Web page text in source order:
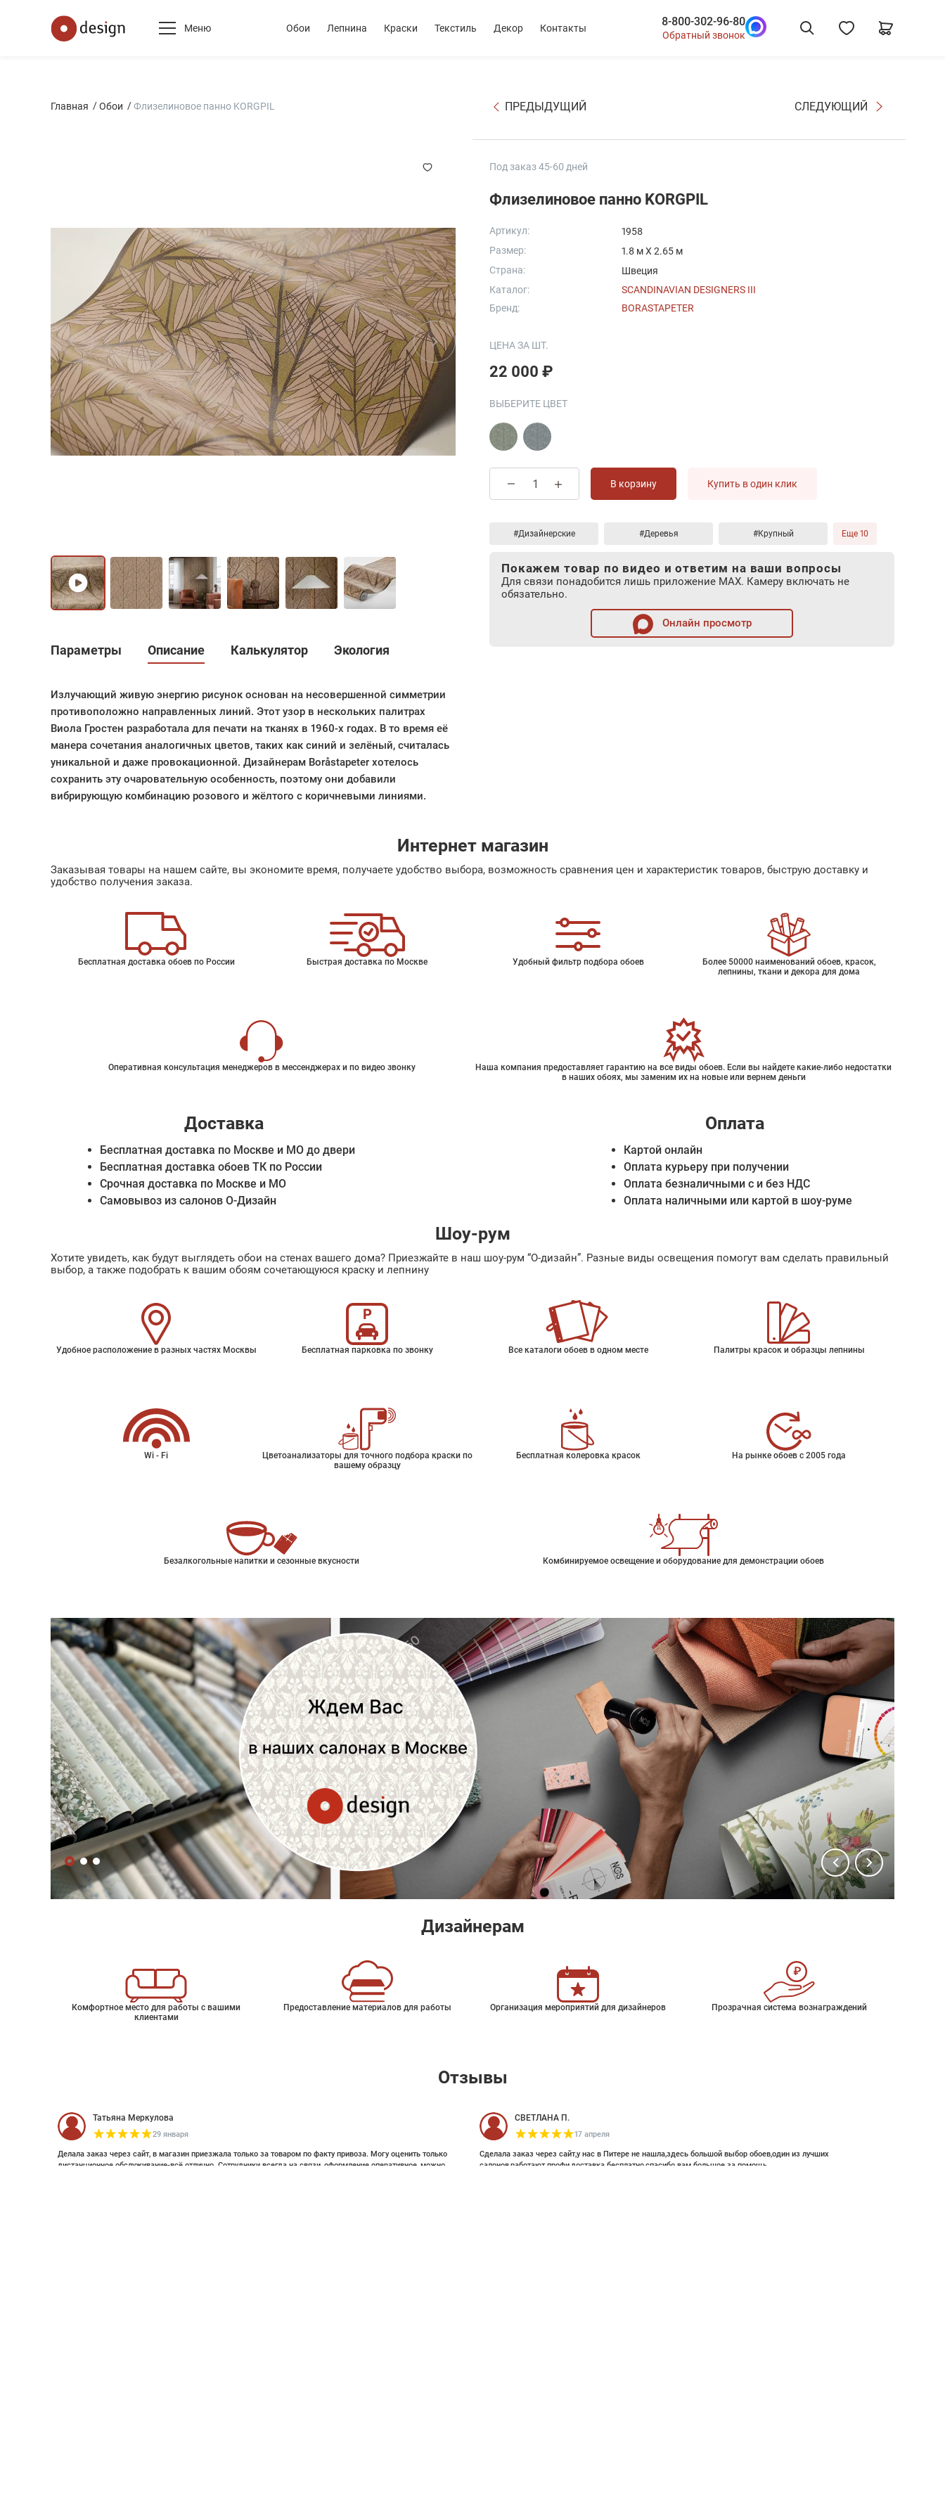
Меню Обои Лепнина Краски Текстиль Декор Контакты 8-800-302-96-80
Обратный звонок
Главная Обои Флизелиновое панно KORGPIL ПРЕДЫДУЩИЙ СЛЕДУЮЩИЙ
Параметры Описание Калькулятор Экология
Излучающий живую энергию рисунок основан на несовершенной симметрии
противоположно направленных линий. Этот узор в нескольких палитрах
Виола Гростен разработала для печати на тканях в 1960-х годах. В то время её
манера сочетания аналогичных цветов, таких как синий и зелёный, считалась
уникальной и даже провокационной. Дизайнерам Boråstapeter хотелось
сохранить эту очаровательную особенность, поэтому они добавили
вибрирующую комбинацию розового и жёлтого с коричневыми линиями.
Под заказ 45-60 дней
Флизелиновое панно KORGPIL
Артикул:
1958
Размер:
1.8 м X 2.65 м
Страна:
Швеция
Каталог:
SCANDINAVIAN DESIGNERS III
Бренд:
BORASTAPETER
ЦЕНА ЗА ШТ.
22 000 ₽
ВЫБЕРИТЕ ЦВЕТ
В корзину Купить в один клик
#Дизайнерские #Деревья #Крупный Еще 10
Покажем товар по видео и ответим на ваши вопросы
Для связи понадобится лишь приложение MAX. Камеру включать не
обязательно.
Онлайн просмотр
Интернет магазин
Заказывая товары на нашем сайте, вы экономите время, получаете удобство выбора, возможность сравнения цен и характеристик товаров, быструю доставку и
удобство получения заказа.
Бесплатная доставка обоев по России Быстрая доставка по Москве Удобный фильтр подбора обоев
Более 50000 наименований обоев, красок,
лепнины, ткани и декора для дома
Оперативная консультация менеджеров в мессенджерах и по видео звонку
Наша компания предоставляет гарантию на все виды обоев. Если вы найдете какие-либо недостатки
в наших обоях, мы заменим их на новые или вернем деньги
Доставка
Бесплатная доставка по Москве и МО до двери
Бесплатная доставка обоев ТК по России
Срочная доставка по Москве и МО
Самовывоз из салонов О-Дизайн
Оплата
Картой онлайн
Оплата курьеру при получении
Оплата безналичными с и без НДС
Оплата наличными или картой в шоу-руме
Шоу-рум
Хотите увидеть, как будут выглядеть обои на стенах вашего дома? Приезжайте в наш шоу-рум “О-дизайн”. Разные виды освещения помогут вам сделать правильный
выбор, а также подобрать к вашим обоям сочетающуюся краску и лепнину
Удобное расположение в разных частях Москвы Бесплатная парковка по звонку Все каталоги обоев в одном месте Палитры красок и образцы лепнины
Wi - Fi
Цветоанализаторы для точного подбора краски по
вашему образцу
Бесплатная колеровка красок На рынке обоев с 2005 года
Безалкогольные напитки и сезонные вкусности Комбинируемое освещение и оборудование для демонстрации обоев
Дизайнерам
Комфортное место для работы с вашими
клиентами
Предоставление материалов для работы Организация мероприятий для дизайнеров Прозрачная система вознаграждений
Отзывы
Татьяна Меркулова
29 января
Делала заказ через сайт, в магазин приезжала только за товаром по факту привоза. Могу оценить только
дистанционное обслуживание-всё отлично. Сотрудники всегда на связи, оформление оперативное, можно
СВЕТЛАНА П.
17 апреля
Сделала заказ через сайт,у нас в Питере не нашла,здесь большой выбор обоев,один из лучших
салонов,работают профи,доставка бесплатно,спасибо вам большое за помощь.